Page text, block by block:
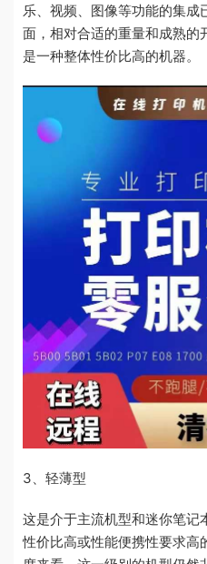
乐、视频、图像等功能的集
面，相对合适的重量和成熟的
是一种整体性价比高的机器。
3、轻薄型
这是介于主流机型和迷你笔记
性价比高或性能便携性要求高